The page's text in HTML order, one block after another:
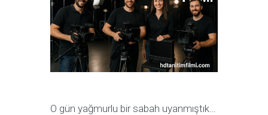
O gün yağmurlu bir sabah uyanmıştık…